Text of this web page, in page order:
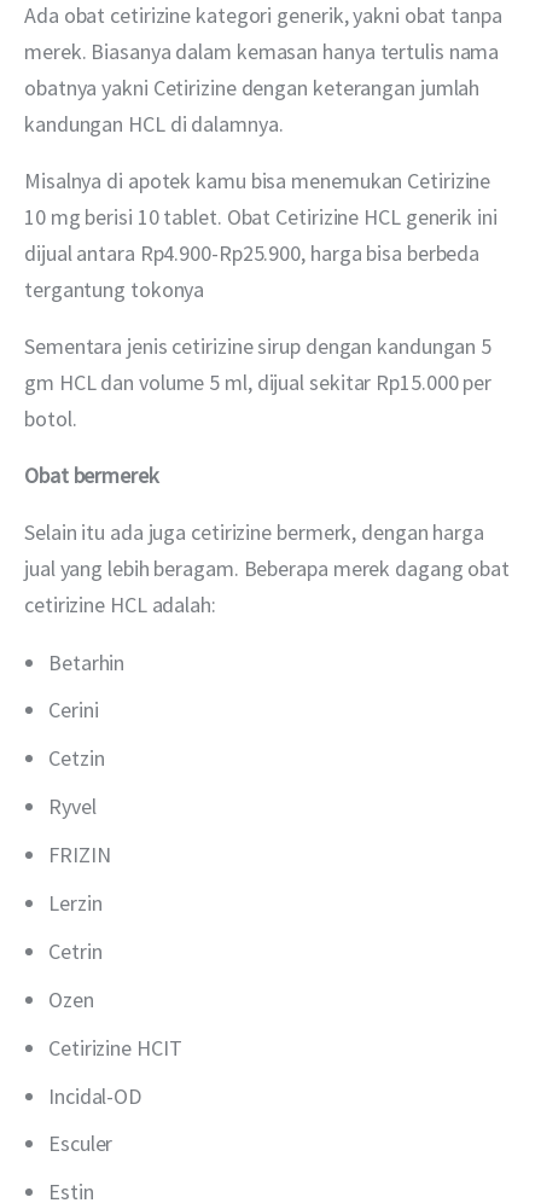
Ada obat cetirizine kategori generik, yakni obat tanpa
merek. Biasanya dalam kemasan hanya tertulis nama
obatnya yakni Cetirizine dengan keterangan jumlah
kandungan HCL di dalamnya.
Misalnya di apotek kamu bisa menemukan Cetirizine
10 mg berisi 10 tablet. Obat Cetirizine HCL generik ini
dijual antara Rp4.900-Rp25.900, harga bisa berbeda
tergantung tokonya
Sementara jenis cetirizine sirup dengan kandungan 5
gm HCL dan volume 5 ml, dijual sekitar Rp15.000 per
botol.
Obat bermerek
Selain itu ada juga cetirizine bermerk, dengan harga
jual yang lebih beragam. Beberapa merek dagang obat
cetirizine HCL adalah:
Betarhin
Cerini
Cetzin
Ryvel
FRIZIN
Lerzin
Cetrin
Ozen
Cetirizine HCIT
Incidal-OD
Esculer
Estin